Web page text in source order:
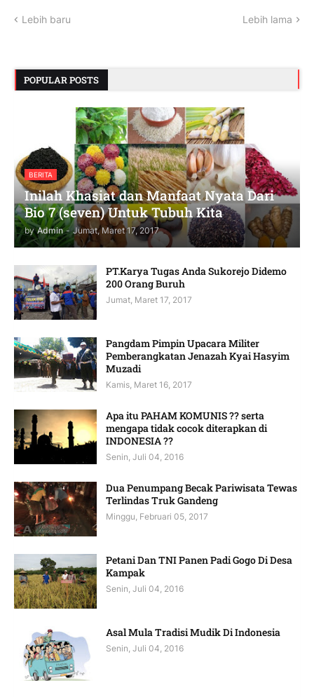
Lebih baru Lebih lama
POPULAR POSTS
BERITA
Inilah Khasiat dan Manfaat Nyata Dari
Bio 7 (seven) Untuk Tubuh Kita
by Admin - Jumat, Maret 17, 2017
PT.Karya Tugas Anda Sukorejo Didemo
200 Orang Buruh
Jumat, Maret 17, 2017
Pangdam Pimpin Upacara Militer
Pemberangkatan Jenazah Kyai Hasyim
Muzadi
Kamis, Maret 16, 2017
Apa itu PAHAM KOMUNIS ?? serta
mengapa tidak cocok diterapkan di
INDONESIA ??
Senin, Juli 04, 2016
Dua Penumpang Becak Pariwisata Tewas
Terlindas Truk Gandeng
Minggu, Februari 05, 2017
Petani Dan TNI Panen Padi Gogo Di Desa
Kampak
Senin, Juli 04, 2016
Asal Mula Tradisi Mudik Di Indonesia
Senin, Juli 04, 2016